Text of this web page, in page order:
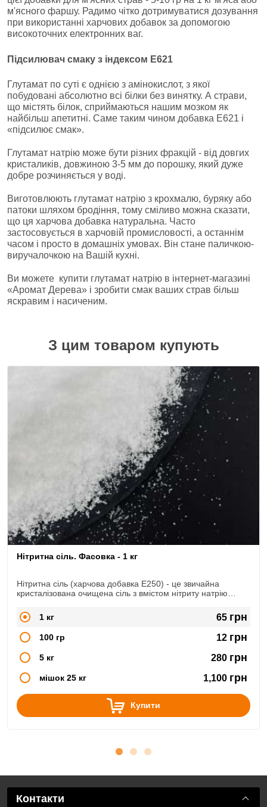
м'ясного фаршу. Радимо чітко дотримуватися дозування
при використанні харчових добавок за допомогою
високоточних електронних ваг.
Підсилювач смаку з індексом Е621
Глутамат по суті є однією з амінокислот, з якої
побудовані абсолютно всі білки без винятку. А страви,
що містять білок, сприймаються нашим мозком як
найбільш апетитні. Саме таким чином добавка Е621 і
«підсилює смак».
Глутамат натрію може бути різних фракцій - від довгих
кристаликів, довжиною 3-5 мм до порошку, який дуже
добре розчиняється у воді.
Виготовлюють глутамат натрію з крохмалю, буряку або
патоки шляхом бродіння, тому сміливо можна сказати,
що ця харчова добавка натуральна. Часто
застосовується в харчовій промисловості, а останнім
часом і просто в домашніх умовах. Він стане паличкою-
виручалочкою на Вашій кухні.
Ви можете купити глутамат натрію в інтернет-магазині
«Аромат Дерева» і зробити смак ваших страв більш
яскравим і насиченим.
З цим товаром купують
Нітритна сіль. Фасовка - 1 кг
Нітритна сіль (харчова добавка Е250) - це звичайна
кристалізована очищена сіль з вмістом нітриту натрію
при виготовленні копченостей, ковбас, сиров'ялених
продуктів.
1 кг 65 грн
100 гр 12 грн
5 кг 280 грн
мішок 25 кг 1,100 грн
Купити
Контакти